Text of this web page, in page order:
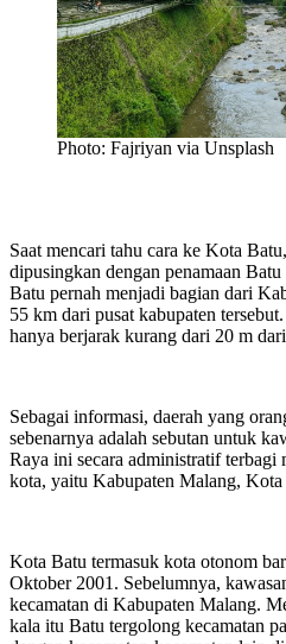
Photo: Fajriyan via Unsplash
Saat mencari tahu cara ke Kota
dipusingkan dengan penamaan
Batu pernah menjadi bagian dari
55 km dari pusat kabupaten
hanya berjarak kurang dari 20 m
Sebagai informasi, daerah yang
sebenarnya adalah sebutan untuk
Raya ini secara administratif terbagi
kota, yaitu Kabupaten Malang,
Kota Batu termasuk kota otonom
Oktober 2001. Sebelumnya,
kecamatan di Kabupaten Malang.
kala itu Batu tergolong kecamatan